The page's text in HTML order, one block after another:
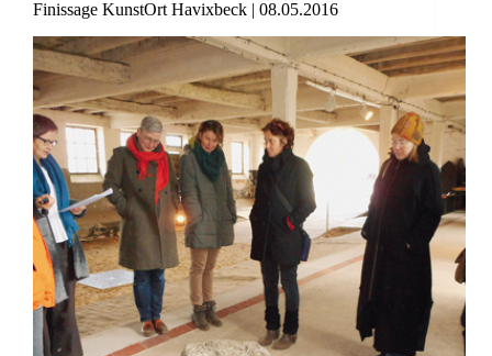
Finissage KunstOrt Havixbeck | 08.05.2016